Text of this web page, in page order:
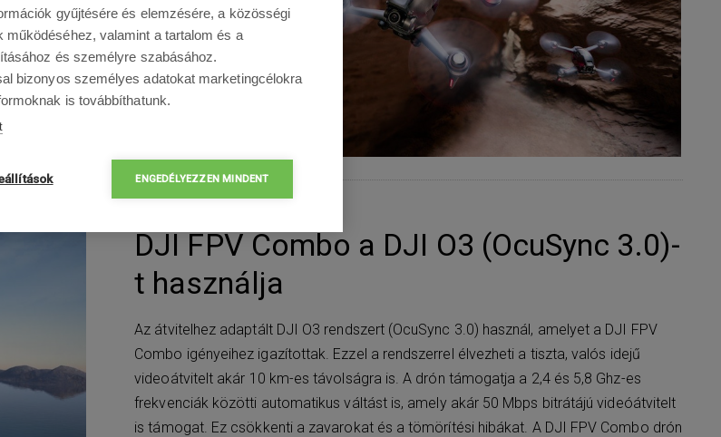
FPV
DJI FPV Combo a DJI O3 (OcuSync 3.0)-
t használja
Az átvitelhez adaptált DJI O3 rendszert (OcuSync 3.0) használ, amelyet a DJI FPV
Combo igényeihez igazítottak. Ezzel a rendszerrel élvezheti a tiszta, valós idejű
videoátvitelt akár 10 km-es távolságra is. A drón támogatja a 2,4 és 5,8 Ghz-es
frekvenciák közötti automatikus váltást is, amely akár 50 Mbps bitrátájú videóátvitelt
is támogat. Ez csökkenti a zavarokat és a tömörítési hibákat. A DJI FPV Combo drón
gyűjtésére és elemzésére, a közösségi
működéséhez, valamint a tartalom és a
és személyre szabásához.
bizonyos személyes adatokat marketingcélokra
is továbbíthatunk.
ENGEDÉLYEZZEN MINDENT